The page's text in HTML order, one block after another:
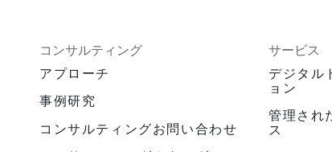
コンサルティング
アプローチ
事例研究
コンサルティングお問い合わせ
サービス
デジタル
ョン
管理され
ス